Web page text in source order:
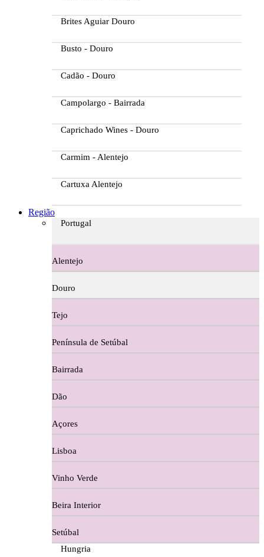
Brites Aguiar Douro
Busto - Douro
Cadão - Douro
Campolargo - Bairrada
Caprichado Wines - Douro
Carmim - Alentejo
Cartuxa Alentejo
Casa Dos Migueis Douro
Casa Relvas Alentejo
Caves de São João - Bairrada
Charcutaria
Copos e Decanter
Cortes De Reguengo Douro
Digestivos
Divai - Alentejo
Dona Sancha Dão
Doroteia Douro
Ermelinda Freitas - Setubal
Região
Portugal
Alentejo
Douro
Tejo
Península de Setúbal
Bairrada
Dão
Açores
Lisboa
Vinho Verde
Beira Interior
Setúbal
Hungria